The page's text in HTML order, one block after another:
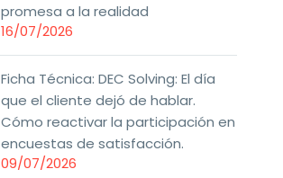
promesa a la realidad
16/07/2026
Ficha Técnica: DEC Solving: El día
que el cliente dejó de hablar.
Cómo reactivar la participación en
encuestas de satisfacción.
09/07/2026